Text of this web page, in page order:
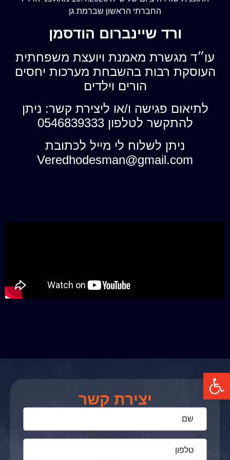
פתח סרגל נגישות
החברתי הראשון שברמת גן
ורד שיינברום הודסמן
עו״ד מגשרת מאמנת ויועצת משפחתית
העוסקת רבות בהשבחת מערכות יחסים
הורים וילדים
לתיאום פגישה ו/או ליצירת קשר: ניתן
להתקשר לטלפון 0546839333
ניתן לשלוח לי מייל לכתובת
Veredhodesman@gmail.com
יצירת קשר